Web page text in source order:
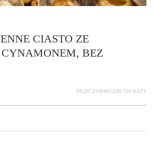
CIASTO ZE
BEZ
PRZECZYTANO 226 720 RAZY